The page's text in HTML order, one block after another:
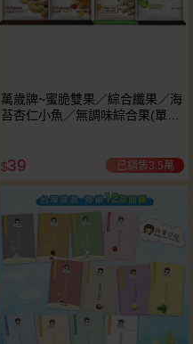
萬歲牌~蜜脆雙果／綜合纖果／海
苔杏仁小魚／無調味綜合果(單包
$39 已銷售3.5萬